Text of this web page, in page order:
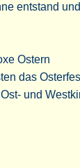
entstand
Ostern
das
und